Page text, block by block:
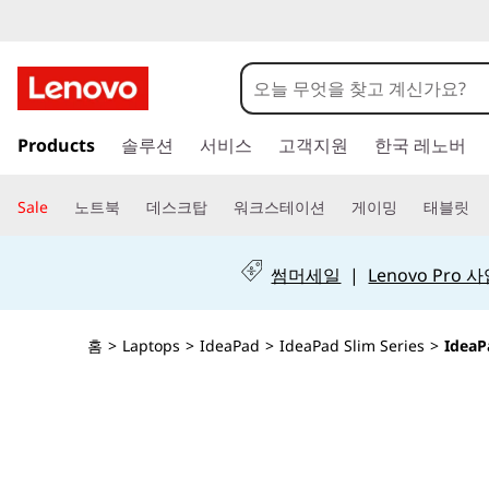
e
n
o
v
I
요
텐
츠
Products 솔루션 서비스 고객지원 한국 레노버
Sale 노트북 데스크탑 워크스테이션 게이밍 태블릿
썸머세일 | Lenovo Pro 사
홈 > Laptops > IdeaPad > IdeaPad Slim Series >